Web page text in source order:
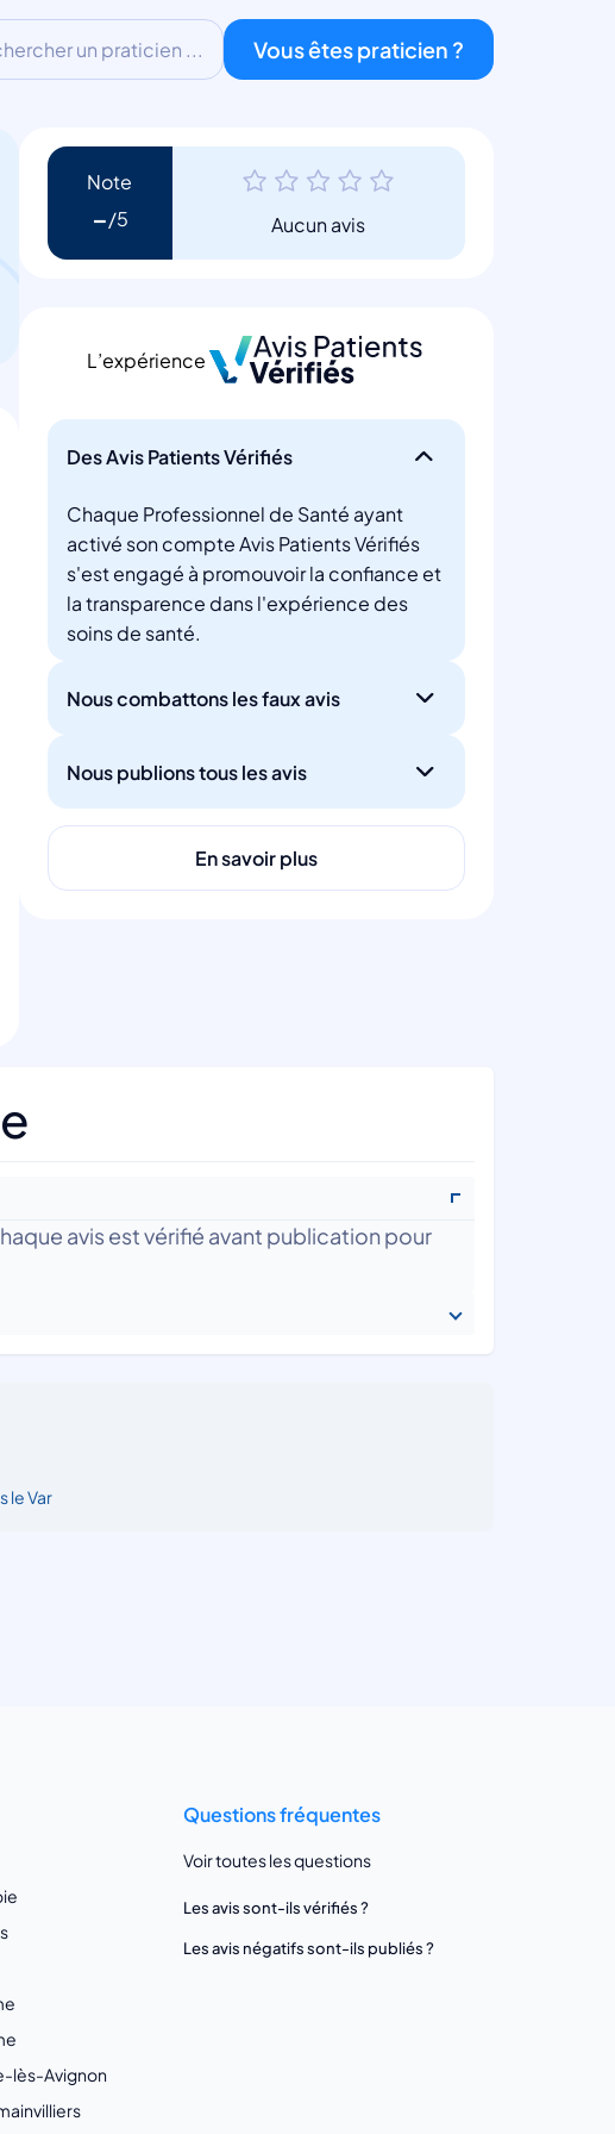
un praticien ... Vous êtes praticien ?
Note
- Aucun avis
L’expérience
Des Avis Patients Vérifiés
Chaque Professionnel de Santé ayant
activé son compte Avis Patients Vérifiés
s'est engagé à promouvoir la confiance et
la transparence dans l'expérience des
soins de santé.
Nous combattons les faux avis
Nous publions tous les avis
En savoir plus
avis est vérifié avant publication pour
le Var
lès-Avignon
Questions fréquentes
Voir toutes les questions
Les avis sont-ils vérifiés ?
Les avis négatifs sont-ils publiés ?